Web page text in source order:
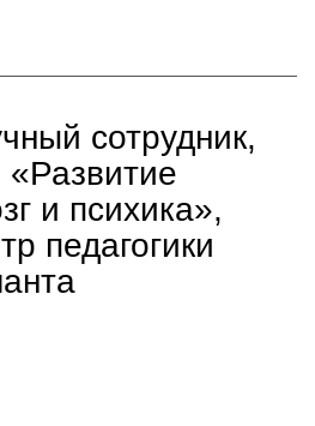
сотрудник,
«Развитие
и психика»,
педагогики